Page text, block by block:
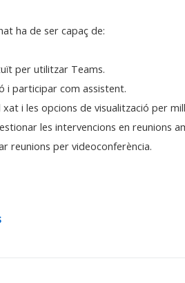
ha de ser capaç de:
per utilitzar Teams.
i participar com assistent.
i les opcions de visualització per
les intervencions en reunions
reunions per videoconferència.